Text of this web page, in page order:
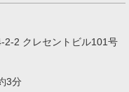
2-2 クレセントビル101号
3分